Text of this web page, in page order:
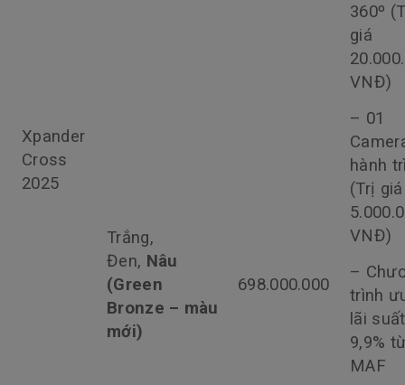
Xpander
Cross
2025
360º
giá
VNĐ)
– 01
hành
(Trị giá
VNĐ)
–
trình
lãi suất
9,9%
MAF
Trắng,
Đen, Nâu
(Green
Bronze – màu
mới)
698.000.000